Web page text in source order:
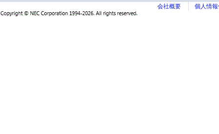
会社概要 個人情